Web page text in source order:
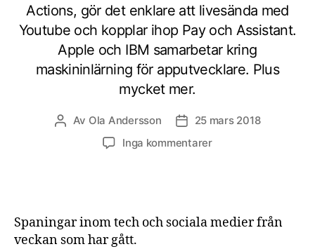
Actions, gör det enklare att livesända med
Youtube och kopplar ihop Pay och Assistant.
Apple och IBM samarbetar kring
maskininlärning för apputvecklare. Plus
mycket mer.
Inläggsförfattare
Av Ola Andersson Inläggsdatum
25 mars 2018
Inga kommentarertill
2018
Spaningar inom tech och sociala medier från
veckan som har gått.